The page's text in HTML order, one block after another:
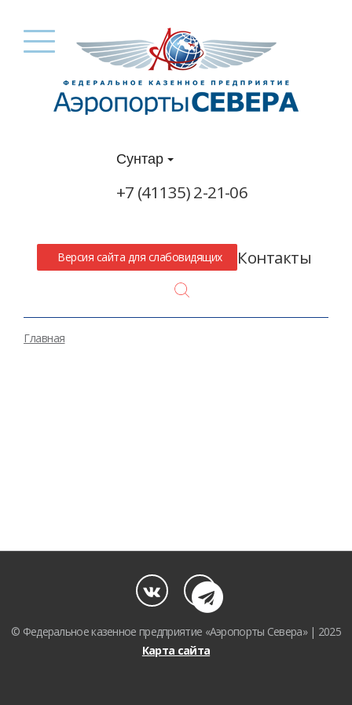
Сунтар
+7 (41135) 2-21-06
Версия сайта для слабовидящих Контакты
Главная
© Федеральное казенное предприятие «Аэропорты Севера» | 2025
Карта сайта